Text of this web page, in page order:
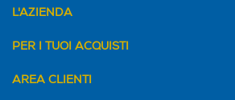
L'AZIENDA
PER I TUOI ACQUISTI
AREA CLIENTI